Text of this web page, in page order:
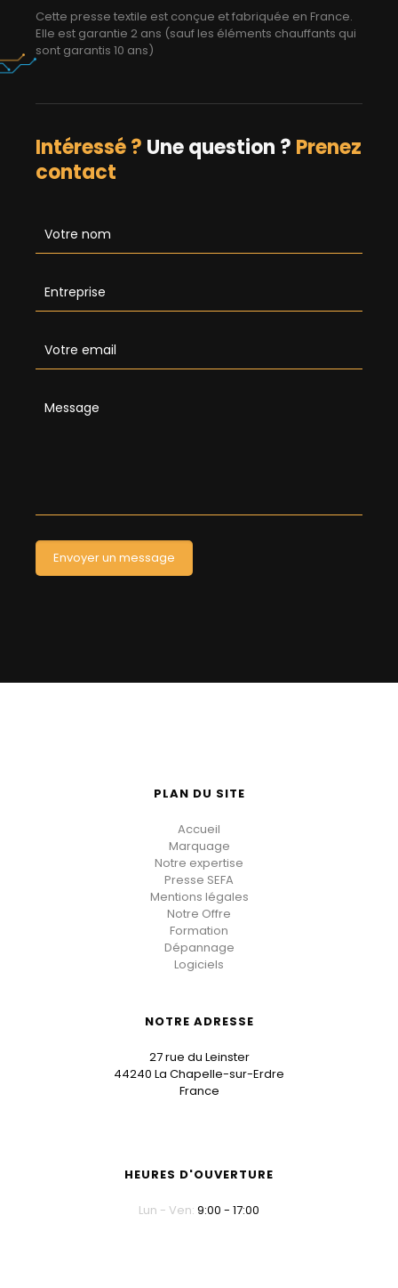
Cette presse textile est conçue et fabriquée en France.
Elle est garantie 2 ans (sauf les éléments chauffants qui
sont garantis 10 ans)
Intéressé ? Une question ? Prenez
contact
PLAN DU SITE
Accueil
Marquage
Notre expertise
Presse SEFA
Mentions légales
Notre Offre
Formation
Dépannage
Logiciels
NOTRE ADRESSE
27 rue du Leinster
44240 La Chapelle-sur-Erdre
France
HEURES D'OUVERTURE
Lun - Ven: 9:00 - 17:00